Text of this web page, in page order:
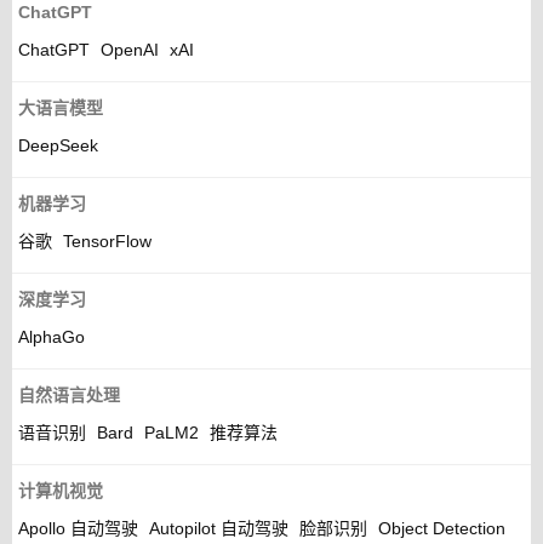
ChatGPT
ChatGPT OpenAI xAI
大语言模型
DeepSeek
机器学习
谷歌 TensorFlow
深度学习
AlphaGo
自然语言处理
语音识别
Bard PaLM2 推荐算法
计算机视觉
Apollo 自动驾驶
Autopilot 自动驾驶 脸部识别 Object Detection